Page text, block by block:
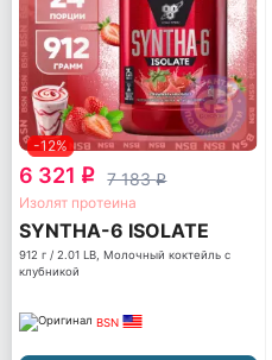
-12%
6 321 q 7 183q
Изолят протеина
SYNTHA-6 ISOLATE
912 г / 2.01 LB, Молочный коктейль с
клубникой
BSN